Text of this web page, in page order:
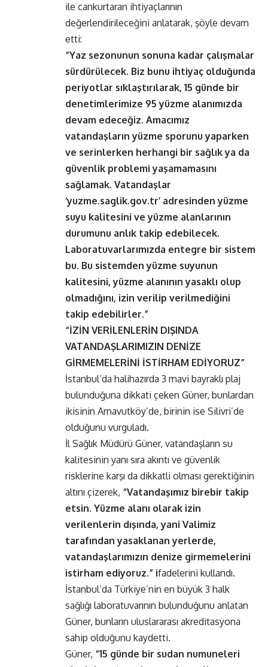
ile cankurtaran ihtiyaçlarının
değerlendirileceğini anlatarak, şöyle devam
etti:
“Yaz sezonunun sonuna kadar çalışmalar
sürdürülecek. Biz bunu ihtiyaç olduğunda
periyotlar sıklaştırılarak, 15 günde bir
denetimlerimize 95 yüzme alanımızda
devam edeceğiz. Amacımız
vatandaşların yüzme sporunu yaparken
ve serinlerken herhangi bir sağlık ya da
güvenlik problemi yaşamamasını
sağlamak. Vatandaşlar
‘yuzme.saglik.gov.tr’ adresinden yüzme
suyu kalitesini ve yüzme alanlarının
durumunu anlık takip edebilecek.
Laboratuvarlarımızda entegre bir sistem
bu. Bu sistemden yüzme suyunun
kalitesini, yüzme alanının yasaklı olup
olmadığını, izin verilip verilmediğini
takip edebilirler.”
“İZİN VERİLENLERİN DIŞINDA
VATANDAŞLARIMIZIN DENİZE
GİRMEMELERİNİ İSTİRHAM EDİYORUZ”
İstanbul’da halihazırda 3 mavi bayraklı plaj
bulunduğuna dikkati çeken Güner, bunlardan
ikisinin Arnavutköy’de, birinin ise Silivri’de
olduğunu vurguladı.
İl Sağlık Müdürü Güner, vatandaşların su
kalitesinin yanı sıra akıntı ve güvenlik
risklerine karşı da dikkatli olması gerektiğinin
altını çizerek, “Vatandaşımız birebir takip
etsin. Yüzme alanı olarak izin
verilenlerin dışında, yani Valimiz
tarafından yasaklanan yerlerde,
vatandaşlarımızın denize girmemelerini
istirham ediyoruz.” ifadelerini kullandı.
İstanbul’da Türkiye’nin en büyük 3 halk
sağlığı laboratuvarının bulunduğunu anlatan
Güner, bunların uluslararası akreditasyona
sahip olduğunu kaydetti.
Güner, “15 günde bir sudan numuneleri